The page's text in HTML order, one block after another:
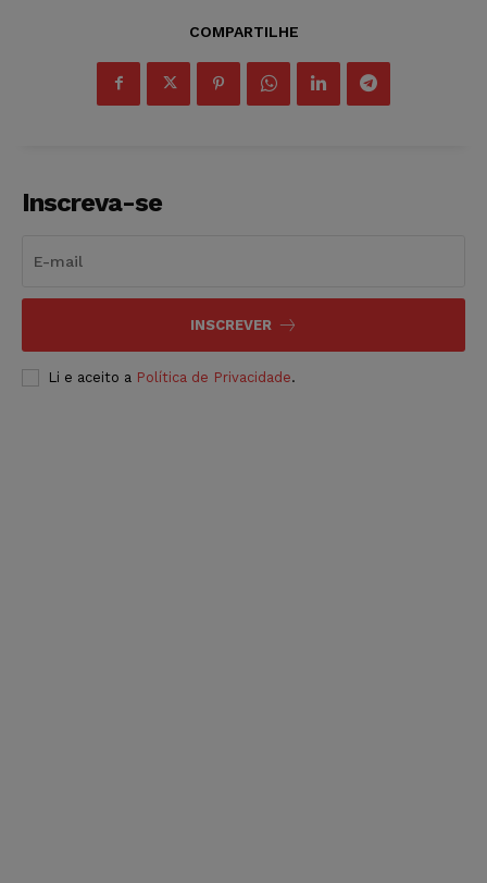
COMPARTILHE
Inscreva-se
INSCREVER
Li e aceito a Política de Privacidade.